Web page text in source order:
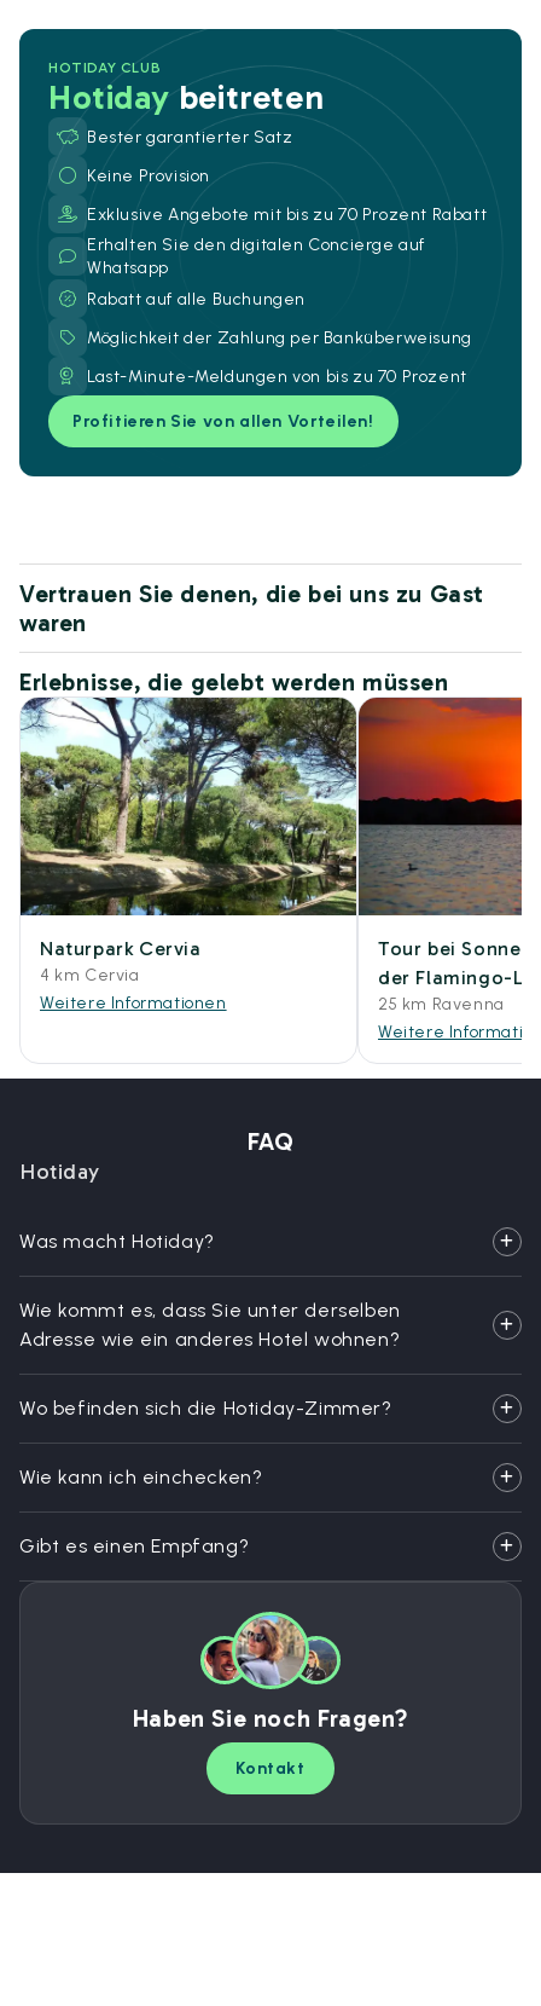
HOTIDAY CLUB
Hotidaybeitreten
Bester garantierter Satz
Keine Provision
Exklusive Angebote mit bis zu 70 Prozent Rabatt
Erhalten Sie den digitalen Concierge auf
Whatsapp
Rabatt auf alle Buchungen
Möglichkeit der Zahlung per Banküberweisung
Last-Minute-Meldungen von bis zu 70 Prozent
Profitieren Sie von allen Vorteilen!
Vertrauen Sie denen, die bei uns zu Gast
waren
Erlebnisse, die gelebt werden müssen
Naturpark Cervia
4 km Cervia
Weitere Informationen
Tour bei
der Flamingo-
25 km Ravenna
Weitere
FAQ
Hotiday
Was macht Hotiday?
Wie kommt es, dass Sie unter derselben
Adresse wie ein anderes Hotel wohnen?
Wo befinden sich die Hotiday-Zimmer?
Wie kann ich einchecken?
Gibt es einen Empfang?
Haben Sie noch Fragen?
Kontakt